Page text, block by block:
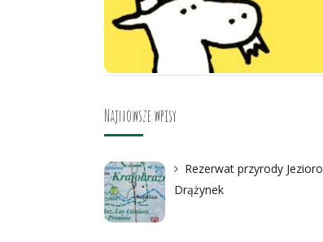
Najnowsze wpisy
Rezerwat przyrody Jezioro
Drążynek